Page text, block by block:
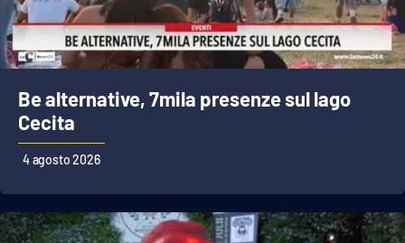
Be alternative, 7mila presenze sul lago
Cecita
4 agosto 2026